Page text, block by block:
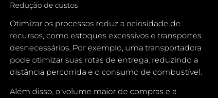
Redução de custos
Otimizar os processos reduz a ociosidade de
recursos, como estoques excessivos e transportes
desnecessários. Por exemplo, uma transportadora
pode otimizar suas rotas de entrega, reduzindo a
distância percorrida e o consumo de combustível.
Além disso, o volume maior de compras e a